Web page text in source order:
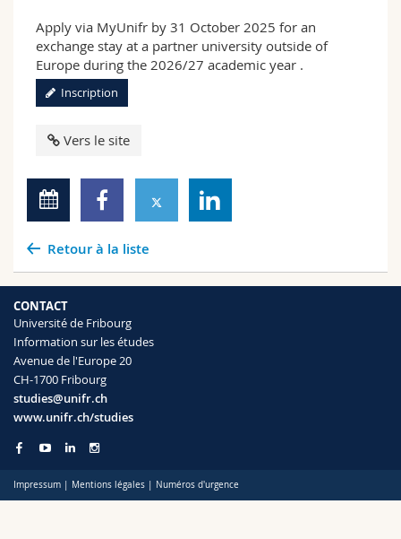
Apply via MyUnifr by 31 October 2025 for an
exchange stay at a partner university outside of
Europe during the 2026/27 academic year .
Inscription
Vers le site
Retour à la liste
CONTACT
Université de Fribourg
Information sur les études
Avenue de l'Europe 20
CH-1700 Fribourg
studies@unifr.ch
www.unifr.ch/studies
Impressum Mentions légales Numéros d'urgence